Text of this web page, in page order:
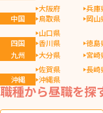
大阪府
兵庫
中国
鳥取県 岡山
山口県
四国
香川県 徳島
九州
大分県 宮崎
佐賀県
長崎
沖縄
沖縄県
職種から昼職を探